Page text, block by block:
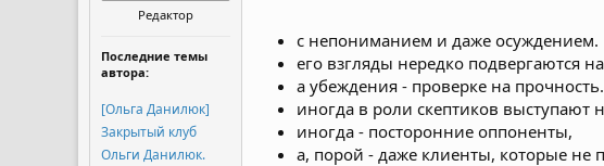
Редактор
Последние темы
автора:
[Ольга Данилюк]
Закрытый клуб
Ольги Данилюк.
с непониманием и даже осуждением.
его взгляды нередко подвергаются
а убеждения - проверке на
иногда в роли скептиков выступают
иногда - посторонние оппоненты,
а, порой - даже клиенты, которые не